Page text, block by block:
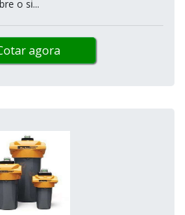
o si...
agora